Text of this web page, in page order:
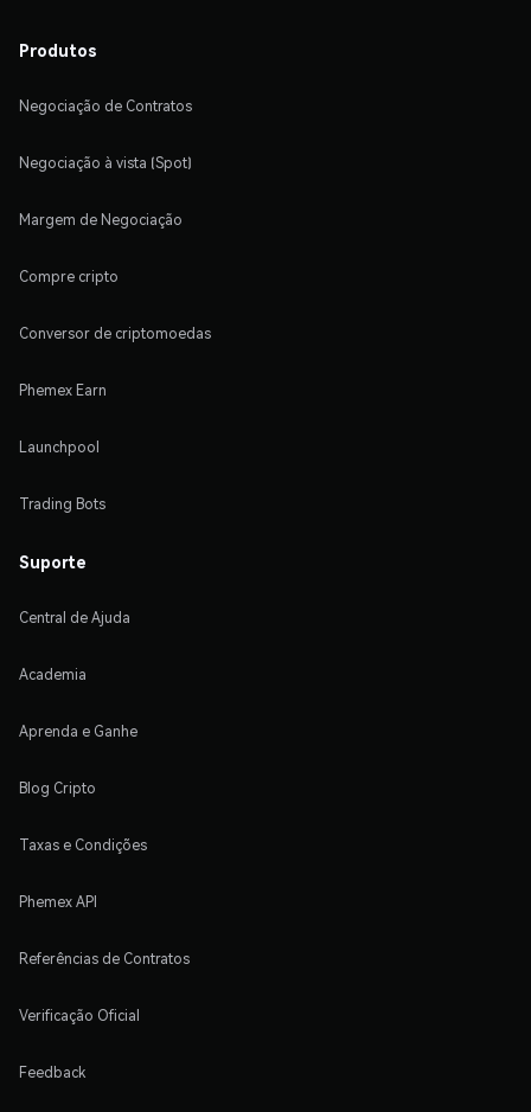
Produtos
Negociação de Contratos
Negociação à vista (Spot)
Margem de Negociação
Compre cripto
Conversor de criptomoedas
Phemex Earn
Launchpool
Trading Bots
Suporte
Central de Ajuda
Academia
Aprenda e Ganhe
Blog Cripto
Taxas e Condições
Phemex API
Referências de Contratos
Verificação Oficial
Feedback